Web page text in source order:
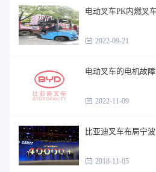
电动叉车PK内燃叉
2022-09-21
电动叉车的电机故障
2022-11-09
比亚迪叉车布局宁
2018-11-05